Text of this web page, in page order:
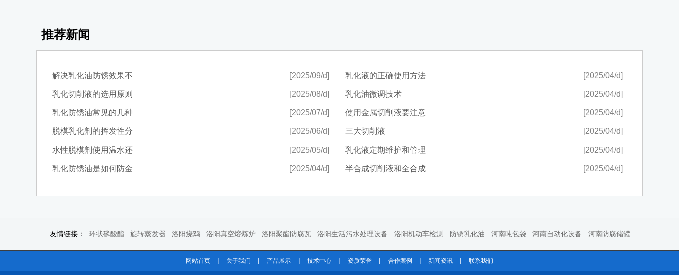
推荐新闻
解决乳化油防锈效果不 [2025/09/d]
乳化切削液的选用原则 [2025/08/d]
乳化防锈油常见的几种 [2025/07/d]
脱模乳化剂的挥发性分 [2025/06/d]
水性脱模剂使用温水还 [2025/05/d]
乳化防锈油是如何防金 [2025/04/d]
乳化液的正确使用方法 [2025/04/d]
乳化油微调技术 [2025/04/d]
使用金属切削液要注意 [2025/04/d]
三大切削液 [2025/04/d]
乳化液定期维护和管理 [2025/04/d]
半合成切削液和全合成 [2025/04/d]
友情链接： 环状磷酸酯 旋转蒸发器 洛阳烧鸡 洛阳真空熔炼炉 洛阳聚酯防腐瓦 洛阳生活污水处理设备 洛阳机动车检测 防锈乳化油 河南吨包袋 河南自动化设备 河南防腐储罐
网站首页 | 关于我们 | 产品展示 | 技术中心 | 资质荣誉 | 合作案例 | 新闻资讯 | 联系我们